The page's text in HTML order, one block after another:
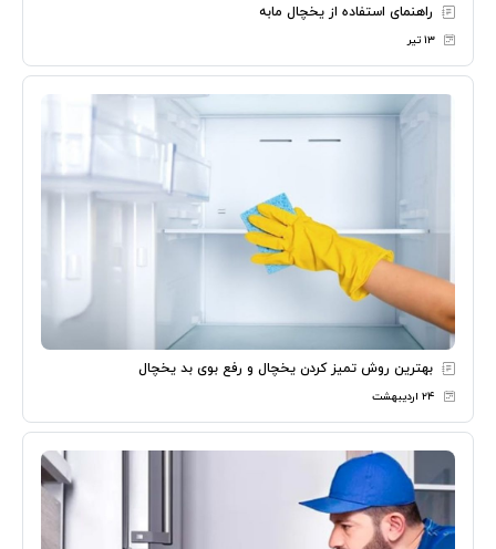
راهنمای استفاده از یخچال مابه
۱۳ تیر
بهترین روش تمیز کردن یخچال و رفع بوی بد یخچال
۲۴ اردیبهشت